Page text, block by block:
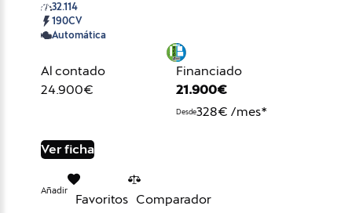
32.114
190CV
Automática
Al contado
24.900€
Financiado
21.900€
Desde328€ /mes*
Ver ficha
Añadir
Favoritos Comparador